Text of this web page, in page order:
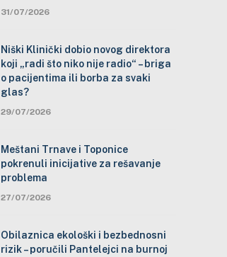
31/07/2026
Niški Klinički dobio novog direktora
koji „radi što niko nije radio“ – briga
o pacijentima ili borba za svaki
glas?
29/07/2026
Meštani Trnave i Toponice
pokrenuli inicijative za rešavanje
problema
27/07/2026
Obilaznica ekološki i bezbednosni
rizik – poručili Pantelejci na burnoj